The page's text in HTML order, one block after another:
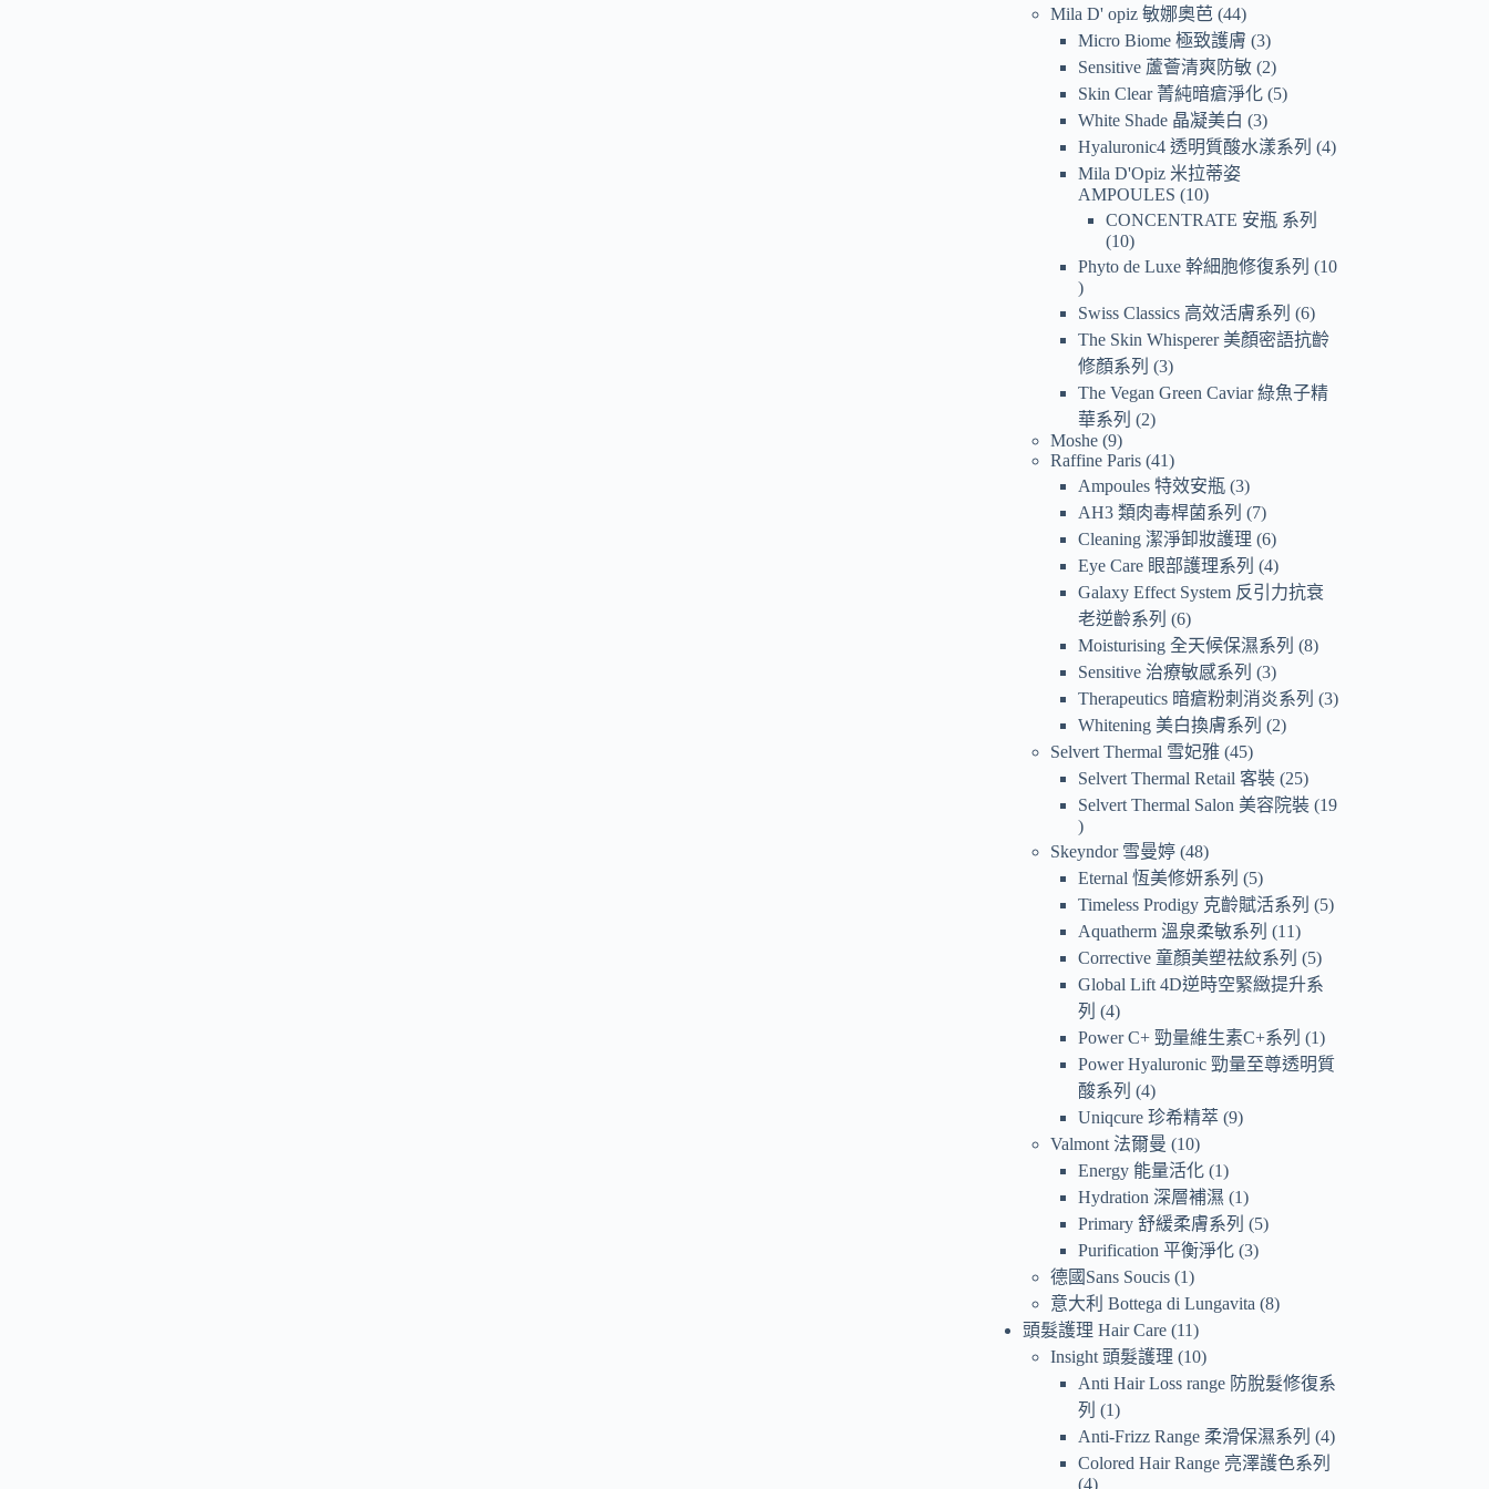
Mila D' opiz 敏娜奧芭 44
Micro Biome 極致護膚 3
Sensitive 蘆薈清爽防敏 2
Skin Clear 菁純暗瘡淨化 5
White Shade 晶凝美白
3
Hyaluronic4 透明質酸水漾系列
4
Mila D'Opiz 米拉蒂姿
AMPOULES
10
CONCENTRATE 安瓶 系列
10
Phyto de Luxe 幹細胞修復系列
10
Swiss Classics 高效活膚系列
6
The Skin Whisperer 美顏密語抗齡
修顏系列
3
The Vegan Green Caviar 綠魚子精
華系列
2
Moshe 9
Raffine Paris 41
Ampoules 特效安瓶 3
AH3 類肉毒桿菌系列
7
Cleaning 潔淨卸妝護理 6
Eye Care 眼部護理系列
4
Galaxy Effect System 反引力抗衰
老逆齡系列
6
Moisturising 全天候保濕系列
8
Sensitive 治療敏感系列
3
Therapeutics 暗瘡粉刺消炎系列
3
Whitening 美白換膚系列
2
Selvert Thermal 雪妃雅 45
Selvert Thermal Retail 客裝 25
Selvert Thermal Salon 美容院裝 19
Skeyndor 雪曼婷 48
Eternal 恆美修妍系列
5
Timeless Prodigy 克齡賦活系列
5
Aquatherm 溫泉柔敏系列
11
Corrective 童顏美塑祛紋系列
5
Global Lift 4D逆時空緊緻提升系
列
4
Power C+ 勁量維生素C+系列
1
Power Hyaluronic 勁量至尊透明質
酸系列
4
Uniqcure 珍希精萃 9
Valmont 法爾曼
10
Energy 能量活化 1
Hydration 深層補濕
1
Primary 舒緩柔膚系列
5
Purification 平衡淨化 3
德國Sans Soucis 1
意大利 Bottega di Lungavita 8
頭髮護理 Hair Care 11
Insight 頭髮護理
10
Anti Hair Loss range 防脫髮修復系
列
1
Anti-Frizz Range 柔滑保濕系列
4
Colored Hair Range 亮澤護色系列
4